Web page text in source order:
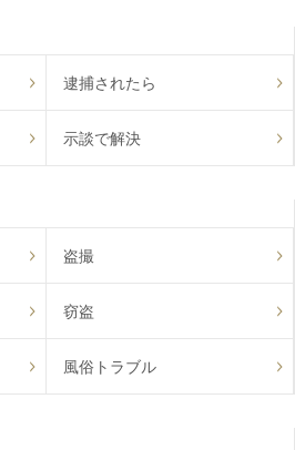
逮捕されたら
示談で解決
盗撮
窃盗
風俗トラブル